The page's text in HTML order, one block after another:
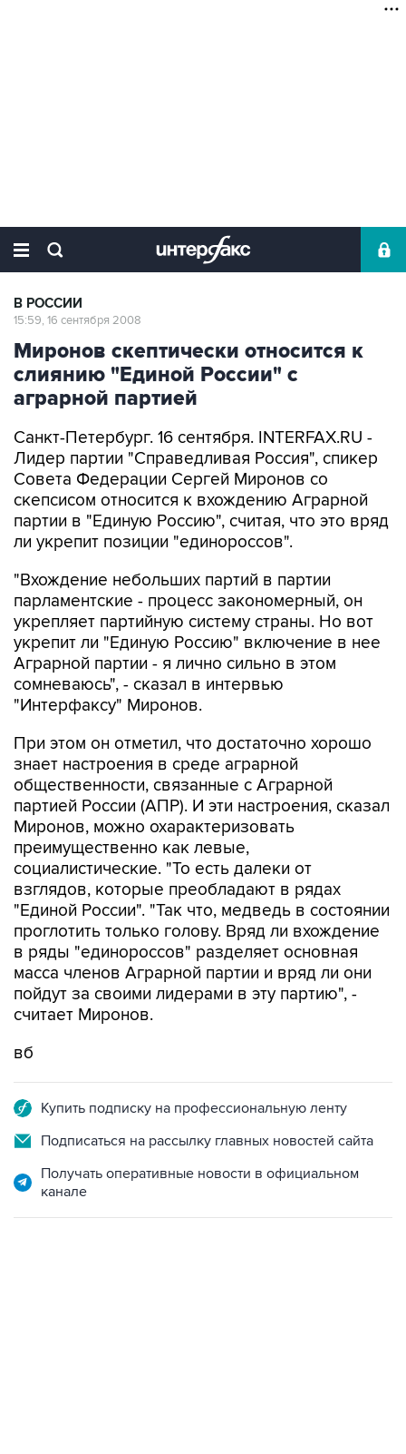
В РОССИИ
15:59, 16 сентября 2008
Миронов скептически относится к
слиянию "Единой России" с
аграрной партией
Санкт-Петербург. 16 сентября. INTERFAX.RU -
Лидер партии "Справедливая Россия", спикер
Совета Федерации Сергей Миронов со
скепсисом относится к вхождению Аграрной
партии в "Единую Россию", считая, что это вряд
ли укрепит позиции "единороссов".
"Вхождение небольших партий в партии
парламентские - процесс закономерный, он
укрепляет партийную систему страны. Но вот
укрепит ли "Единую Россию" включение в нее
Аграрной партии - я лично сильно в этом
сомневаюсь", - сказал в интервью
"Интерфаксу" Миронов.
При этом он отметил, что достаточно хорошо
знает настроения в среде аграрной
общественности, связанные с Аграрной
партией России (АПР). И эти настроения, сказал
Миронов, можно охарактеризовать
преимущественно как левые,
социалистические. "То есть далеки от
взглядов, которые преобладают в рядах
"Единой России". "Так что, медведь в состоянии
проглотить только голову. Вряд ли вхождение
в ряды "единороссов" разделяет основная
масса членов Аграрной партии и вряд ли они
пойдут за своими лидерами в эту партию", -
считает Миронов.
вб
Купить подписку на профессиональную ленту
Подписаться на рассылку главных новостей сайта
Получать оперативные новости в официальном
канале